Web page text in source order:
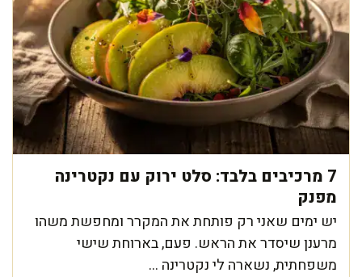
7 מרכיבים בלבד: סלט ירוק עם נקטרינה
מפנק
יש ימים שאני רק פותחת את המקרר ומחפשת משהו
מרענן שיסדר את הראש. פעם, בארוחת שישי
משפחתית, נשארה לי נקטרינה ...